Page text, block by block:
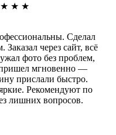
★ ★ ★
Сделал
через сайт, всё
фото без проблем,
мгновенно —
прислали быстро.
Рекомендуют по
лишних вопросов.